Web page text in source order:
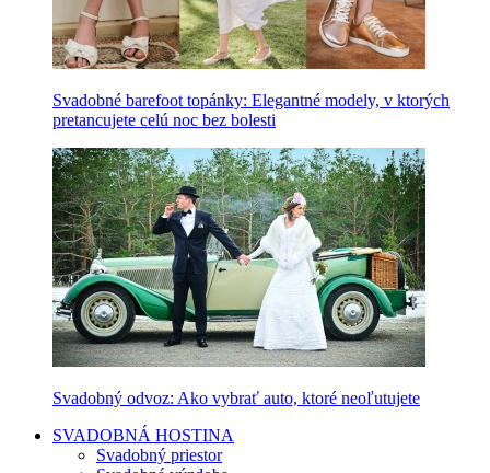
Svadobné barefoot topánky: Elegantné modely, v ktorých
pretancujete celú noc bez bolesti
Svadobný odvoz: Ako vybrať auto, ktoré neoľutujete
SVADOBNÁ HOSTINA
Svadobný priestor